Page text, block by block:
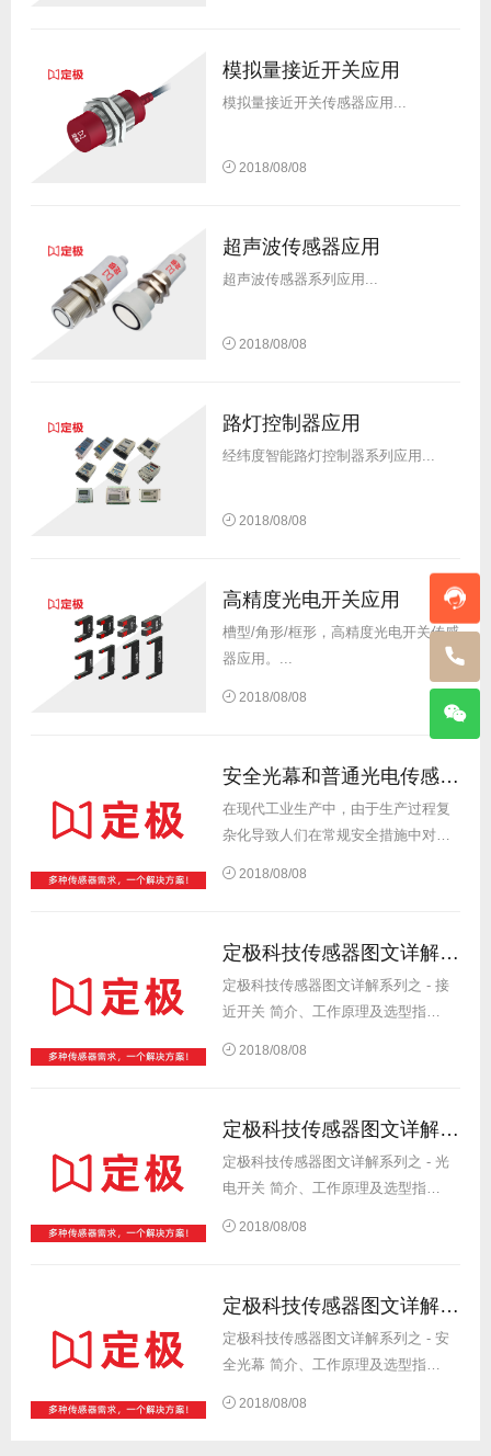
模拟量接近开关应用
模拟量接近开关传感器应用...
2018/08/08
超声波传感器应用
超声波传感器系列应用...
2018/08/08
路灯控制器应用
经纬度智能路灯控制器系列应用...
2018/08/08
高精度光电开关应用
槽型/角形/框形，高精度光电开关传感
器应用。...
2018/08/08
安全光幕和普通光电传感器的区别
在现代工业生产中，由于生产过程复
杂化导致人们在常规安全措施中对于
安全防护产品，特别是「安全光
幕」。在高速运...
2018/08/08
定极科技传感器图文详解系列之 - 接近开关 简介、工作原理及选型指南
定极科技传感器图文详解系列之 - 接
近开关 简介、工作原理及选型指
2018/08/08
定极科技传感器图文详解系列之 - 光电开关 简介、工作原理及选型指南
定极科技传感器图文详解系列之 - 光
电开关 简介、工作原理及选型指
2018/08/08
定极科技传感器图文详解系列之 - 安全光幕 简介、工作原理及选型指南
定极科技传感器图文详解系列之 - 安
全光幕 简介、工作原理及选型指
2018/08/08